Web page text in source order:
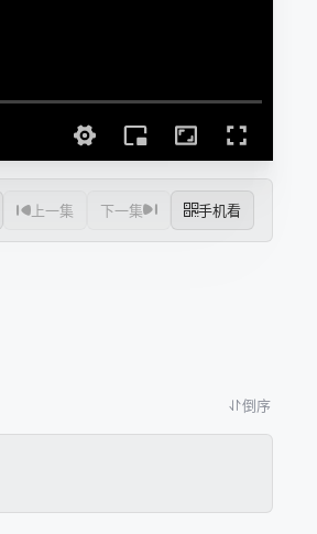
上一集 下一集 手机看
倒序